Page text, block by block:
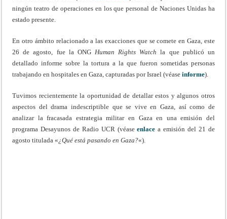
ningún teatro de operaciones en los que personal de Naciones Unidas ha
estado presente.
En otro ámbito relacionado a las exacciones que se comete en Gaza, este
26 de agosto, fue la ONG Human Rights Watch la que publicó un
detallado informe sobre la tortura a la que fueron sometidas personas
trabajando en hospitales en Gaza, capturadas por Israel (véase informe).
Tuvimos recientemente la oportunidad de detallar estos y algunos otros
aspectos del drama indescriptible que se vive en Gaza, así como de
analizar la fracasada estrategia militar en Gaza en una emisión del
programa Desayunos de Radio UCR (véaseenlace a emisión del 21 de
agosto titulada «¿Qué está pasando en Gaza?«).